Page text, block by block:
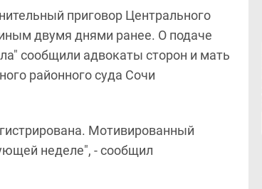
приговор Центрального
двумя днями ранее. О подаче
сообщили адвокаты сторон и мать
районного суда Сочи
Мотивированный
неделе", - сообщил